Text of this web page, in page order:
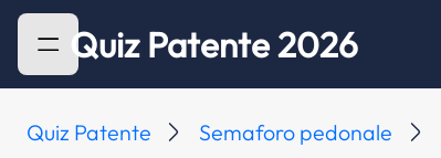
Quiz Patente 2026
Quiz Patente Semaforo pedonale